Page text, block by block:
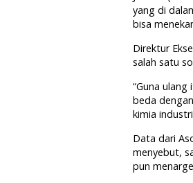
yang di
bisa
Direktur
salah satu
“Guna
beda
kimia
Data dari
menyebut,
pun